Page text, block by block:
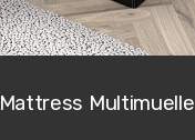
Mattress Multimuelle